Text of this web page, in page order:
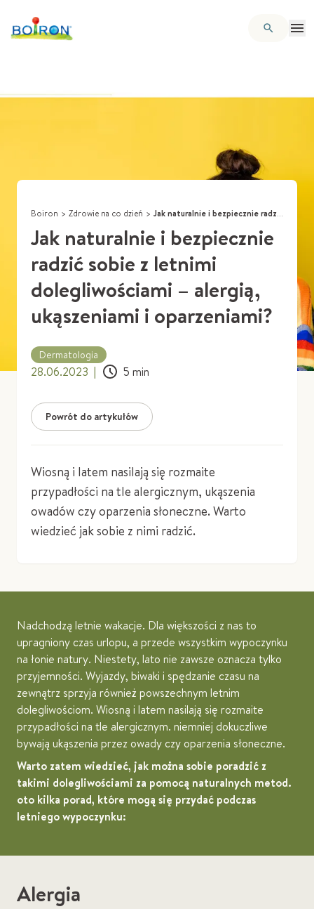
Boiron > Zdrowie na co dzień > Jak naturalnie i bezpiecznie radzić sobie z letnimi dolegliwościami – alergią, ukąszeniami i oparzeniami?
Jak naturalnie i bezpiecznie
radzić sobie z letnimi
dolegliwościami – alergią,
ukąszeniami i oparzeniami?
Dermatologia
28.06.2023 | 5 min
Powrót do artykułów
Wiosną i latem nasilają się rozmaite
przypadłości na tle alergicznym, ukąszenia
owadów czy oparzenia słoneczne. Warto
wiedzieć jak sobie z nimi radzić.
Nadchodzą letnie wakacje. Dla większości z nas to
upragniony czas urlopu, a przede wszystkim wypoczynku
na łonie natury. Niestety, lato nie zawsze oznacza tylko
przyjemności. Wyjazdy, biwaki i spędzanie czasu na
zewnątrz sprzyja również powszechnym letnim
dolegliwościom. Wiosną i latem nasilają się rozmaite
przypadłości na tle alergicznym. niemniej dokuczliwe
bywają ukąszenia przez owady czy oparzenia słoneczne.
Warto zatem wiedzieć, jak można sobie poradzić z
takimi dolegliwościami za pomocą naturalnych metod.
oto kilka porad, które mogą się przydać podczas
letniego wypoczynku:
Alergia